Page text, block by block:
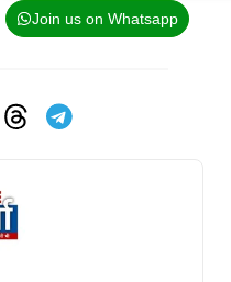
Join us on Whatsapp